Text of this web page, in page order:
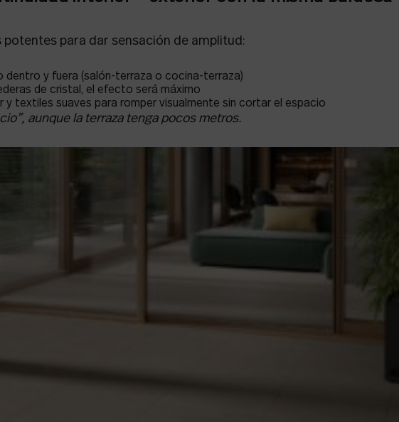
potentes para dar sensación de amplitud:
dentro y fuera (salón-terraza o cocina-terraza)
de cristal, el efecto será máximo
y textiles suaves para romper visualmente sin cortar el espacio
aunque la terraza tenga pocos metros.